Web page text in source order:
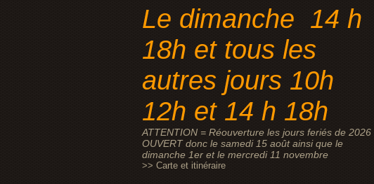
Le dimanche 14 h
18h et tous les
autres jours 10h
12h et 14 h 18h
ATTENTION = Réouverture les jours feriés de 2026
OUVERT donc le samedi 15 août ainsi que le
dimanche 1er et le mercredi 11 novembre
>> Carte et itinéraire